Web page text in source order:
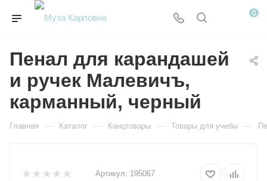
0
Пенал для карандашей
и ручек Малевичъ,
карманный, черный
Главная — Каталог — Канцтовары — Товары для учебы —
Артикул: 195067